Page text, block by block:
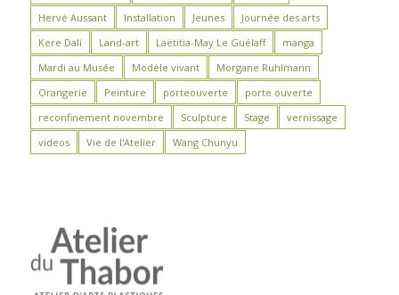
Hervé Aussant
Installation Jeunes
Journée des arts
Kere Dali
Land-art Laëtitia-May Le Guélaff
manga
Mardi au Musée
Modèle vivant
Morgane Ruhlmann
Orangerie
Peinture porteouverte
porte ouverte
reconfinement novembre
Sculpture Stage
vernissage
videos
Vie de l'Atelier Wang Chunyu